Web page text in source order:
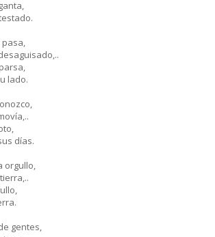
pasa,
lado.
días.
orgullo,
gentes,